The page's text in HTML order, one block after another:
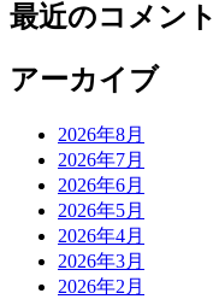
最近のコメント
アーカイブ
2026年8月
2026年7月
2026年6月
2026年5月
2026年4月
2026年3月
2026年2月